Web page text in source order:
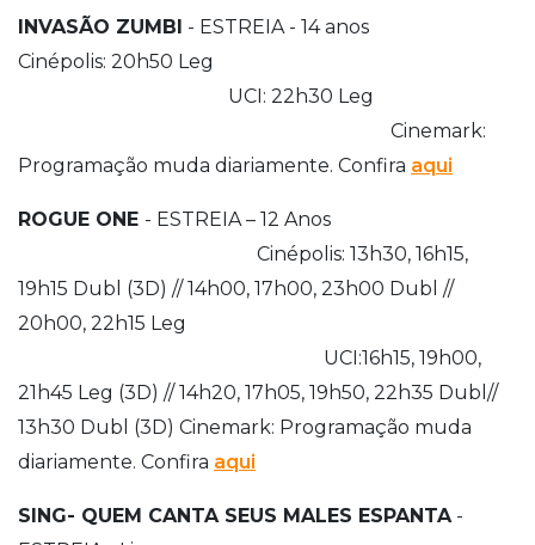
INVASÃO ZUMBI - ESTREIA - 14 anos
Cinépolis: 20h50 Leg
UCI: 22h30 Leg
Cinemark:
Programação muda diariamente. Confira aqui
ROGUE ONE - ESTREIA – 12 Anos
Cinépolis: 13h30, 16h15,
19h15 Dubl (3D) // 14h00, 17h00, 23h00 Dubl //
20h00, 22h15 Leg
UCI:16h15, 19h00,
21h45 Leg (3D) // 14h20, 17h05, 19h50, 22h35 Dubl//
13h30 Dubl (3D) Cinemark: Programação muda
diariamente. Confira aqui
SING- QUEM CANTA SEUS MALES ESPANTA-